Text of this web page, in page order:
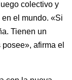
colectivo y
el mundo. «Si
Tienen un
afirma el